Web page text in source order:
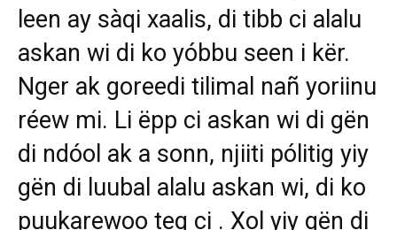
leen ay sàqi xaalis, di tibb ci alalu
askan wi di ko yóbbu seen i kër.
Nger ak goreedi tilimal nañ yoriinu
réew mi. Li ëpp ci askan wi di gën
di ndóol ak a sonn, njiiti pólitig yiy
gën di luubal alalu askan wi, di ko
puukarewoo teg ci . Xol yiy gën di